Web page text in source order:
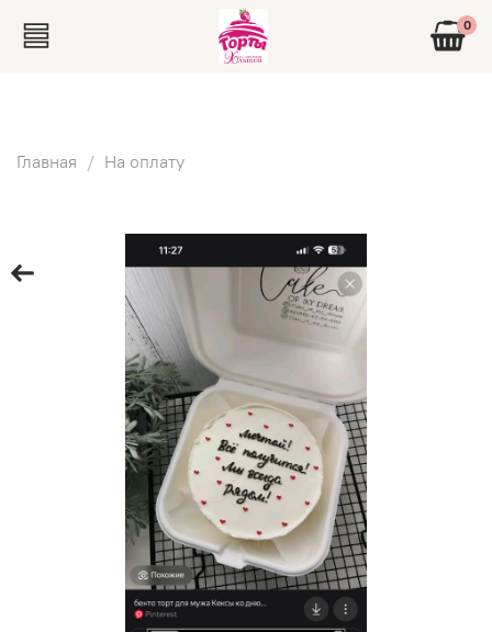
0
Главная На оплату